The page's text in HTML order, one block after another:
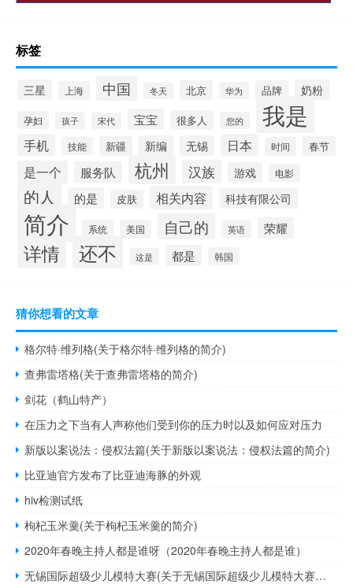
标签
三星 上海 中国 冬天 北京 华为 品牌 奶粉
孕妇 孩子 宋代 宝宝 很多人 您的 我是
手机 技能 新疆 新编 无锡 日本 时间 春节
是一个 服务队 杭州 汉族 游戏 电影
的人 的是 皮肤 相关内容 科技有限公司
简介 系统 美国 自己的 英语 荣耀
详情 还不 这是 都是 韩国
猜你想看的文章
格尔特·维列格(关于格尔特·维列格的简介)
查弗雷塔格(关于查弗雷塔格的简介)
剑花（鹤山特产）
在压力之下当有人声称他们受到你的压力时以及如何应对压力
新版以案说法：侵权法篇(关于新版以案说法：侵权法篇的简介)
比亚迪官方发布了比亚迪海豚的外观
hiv检测试纸
枸杞玉米羹(关于枸杞玉米羹的简介)
2020年春晚主持人都是谁呀（2020年春晚主持人都是谁）
无锡国际超级少儿模特大赛(关于无锡国际超级少儿模特大赛的简介)